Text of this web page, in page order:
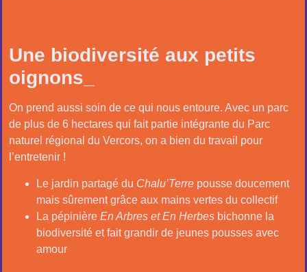
Une biodiversité aux petits
oignons_
On prend aussi soin de ce qui nous entoure. Avec un parc
de plus de 6 hectares qui fait partie intégrante du Parc
naturel régional du Vercors, on a bien du travail pour
l’entretenir !
Le jardin partagé du Chalu’Terre pousse doucement
mais sûrement grâce aux mains vertes du collectif
La pépinière En Arbres et En Herbes bichonne la
biodiversité et fait grandir de jeunes pousses avec
amour